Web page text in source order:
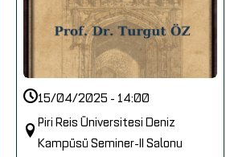
15/04/2025 - 14:00
Piri Reis Üniversitesi Deniz
Kampüsü Seminer-II Salonu